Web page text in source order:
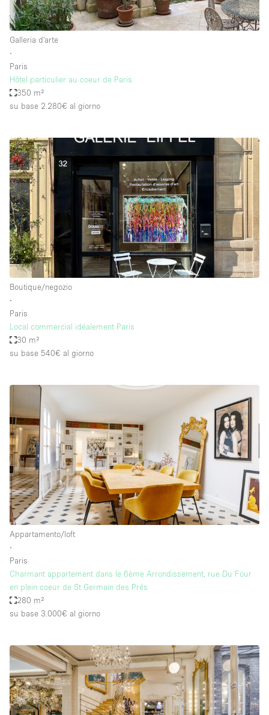
Galleria d'arte
∙
Paris
Hôtel particulier au coeur de Paris
350 m²
su base 2.280€ al giorno
Boutique/negozio
∙
Paris
Local commercial idéalement Paris
30 m²
su base 540€ al giorno
Appartamento/loft
∙
Paris
Charmant appartement dans le 6ème Arrondissement, rue Du Four
en plein coeur de St Germain des Prés
280 m²
su base 3.000€ al giorno